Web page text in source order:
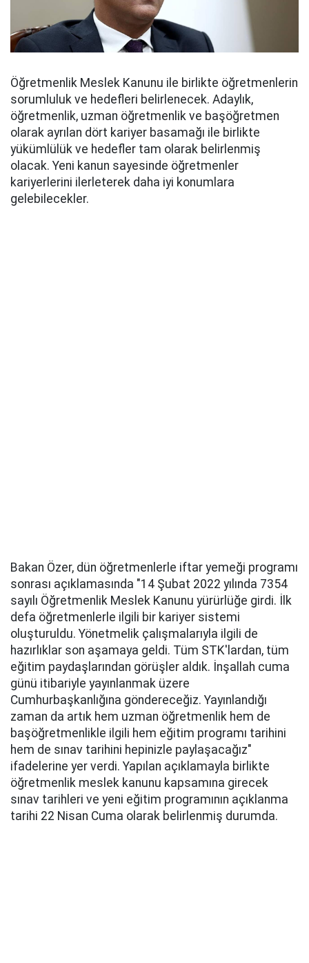
Öğretmenlik Meslek Kanunu ile birlikte öğretmenlerin
sorumluluk ve hedefleri belirlenecek. Adaylık,
öğretmenlik, uzman öğretmenlik ve başöğretmen
olarak ayrılan dört kariyer basamağı ile birlikte
yükümlülük ve hedefler tam olarak belirlenmiş
olacak. Yeni kanun sayesinde öğretmenler
kariyerlerini ilerleterek daha iyi konumlara
gelebilecekler.
Bakan Özer, dün öğretmenlerle iftar yemeği programı
sonrası açıklamasında "14 Şubat 2022 yılında 7354
sayılı Öğretmenlik Meslek Kanunu yürürlüğe girdi. İlk
defa öğretmenlerle ilgili bir kariyer sistemi
oluşturuldu. Yönetmelik çalışmalarıyla ilgili de
hazırlıklar son aşamaya geldi. Tüm STK'lardan, tüm
eğitim paydaşlarından görüşler aldık. İnşallah cuma
günü itibariyle yayınlanmak üzere
Cumhurbaşkanlığına göndereceğiz. Yayınlandığı
zaman da artık hem uzman öğretmenlik hem de
başöğretmenlikle ilgili hem eğitim programı tarihini
hem de sınav tarihini hepinizle paylaşacağız"
ifadelerine yer verdi. Yapılan açıklamayla birlikte
öğretmenlik meslek kanunu kapsamına girecek
sınav tarihleri ve yeni eğitim programının açıklanma
tarihi 22 Nisan Cuma olarak belirlenmiş durumda.